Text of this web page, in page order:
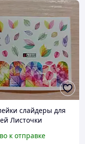
слайдеры для
Листочки
к отправке